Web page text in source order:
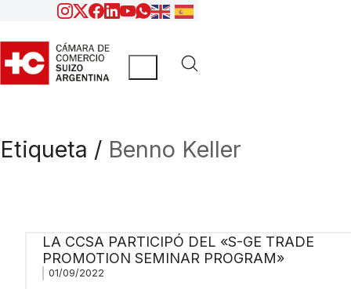
Etiqueta / Benno Keller
LA CCSA PARTICIPÓ DEL «S-GE TRADE
PROMOTION SEMINAR PROGRAM»
01/09/2022